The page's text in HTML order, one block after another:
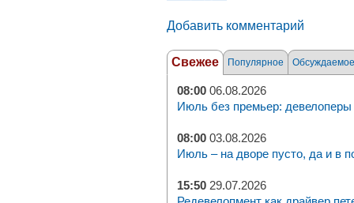
Добавить комментарий
Свежее Популярное Обсуждаемое
08:00 06.08.2026
Июль без премьер: девелоперы
08:00 03.08.2026
Июль – на дворе пусто, да и в
15:50 29.07.2026